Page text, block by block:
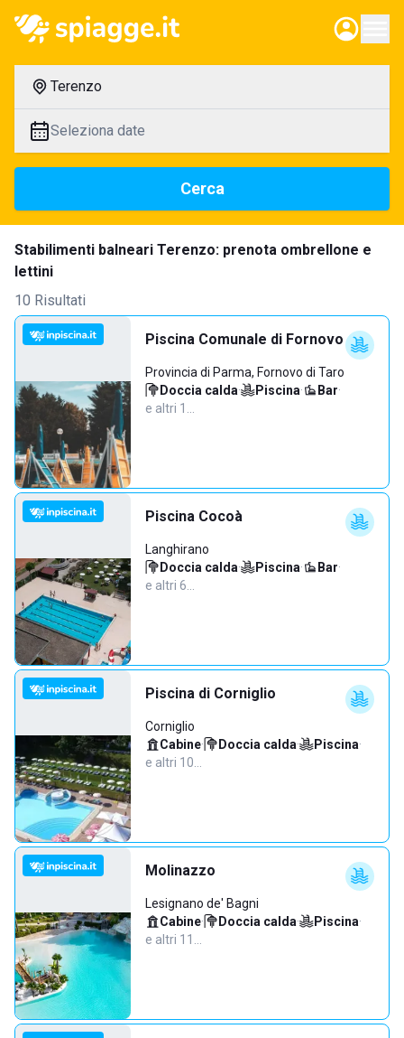
Terenzo
Seleziona date
Cerca
Stabilimenti balneari Terenzo: prenota ombrellone e
lettini
10 Risultati
Piscina Comunale di Fornovo
Provincia di Parma, Fornovo di Taro
Doccia calda· Piscina· Bar·
e altri 1…
Piscina Cocoà
Langhirano
Doccia calda· Piscina· Bar·
e altri 6…
Piscina di Corniglio
Corniglio
Cabine· Doccia calda· Piscina·
e altri 10…
Molinazzo
Lesignano de' Bagni
Cabine· Doccia calda· Piscina·
e altri 11…